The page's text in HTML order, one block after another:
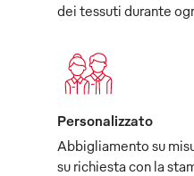
dei tessuti durante
Personalizzato
Abbigliamento su
su richiesta con la